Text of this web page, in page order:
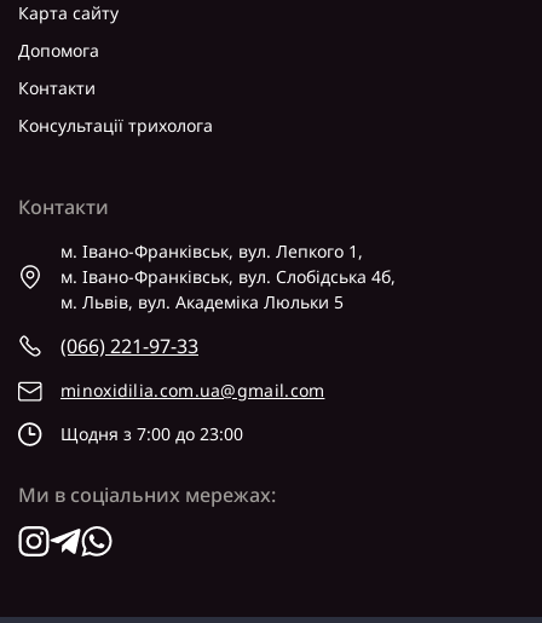
Карта сайту
Допомога
Контакти
Консультації трихолога
Контакти
м. Івано-Франківськ, вул. Лепкого 1,
м. Івано-Франківськ, вул. Слобідська 4б,
м. Львів, вул. Академіка Люльки 5
(066) 221-97-33
minoxidilia.com.ua@gmail.com
Щодня з 7:00 до 23:00
Ми в соціальних мережах: